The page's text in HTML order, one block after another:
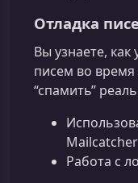
Отладка
Вы узнаете, как
писем во время
“спамить”
Mailcatcher
Работа с